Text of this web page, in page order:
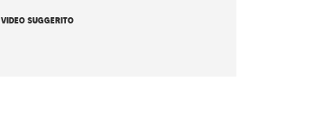
VIDEO SUGGERITO